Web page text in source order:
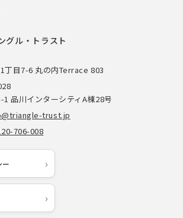
グル・トラスト
丁目7-6 丸の内Terrace 803
品川インターシティA棟28号
trust.jp
706-008
ー